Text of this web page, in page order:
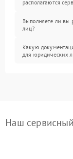
располагаются
Выполняете ли вы
лиц?
Какую
для юридических
Наш